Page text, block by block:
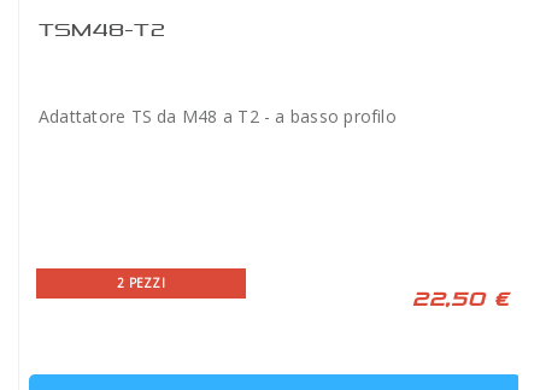
TSM48-T2
Adattatore TS da M48 a T2 - a basso profilo
2 PEZZI
22,50 €